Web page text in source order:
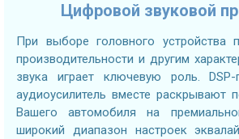
Цифровой звуковой
При выборе головного устройства
производительности и другим
звука играет ключевую роль.
аудиоусилитель вместе раскрывают
Вашего автомобиля на
широкий диапазон настроек